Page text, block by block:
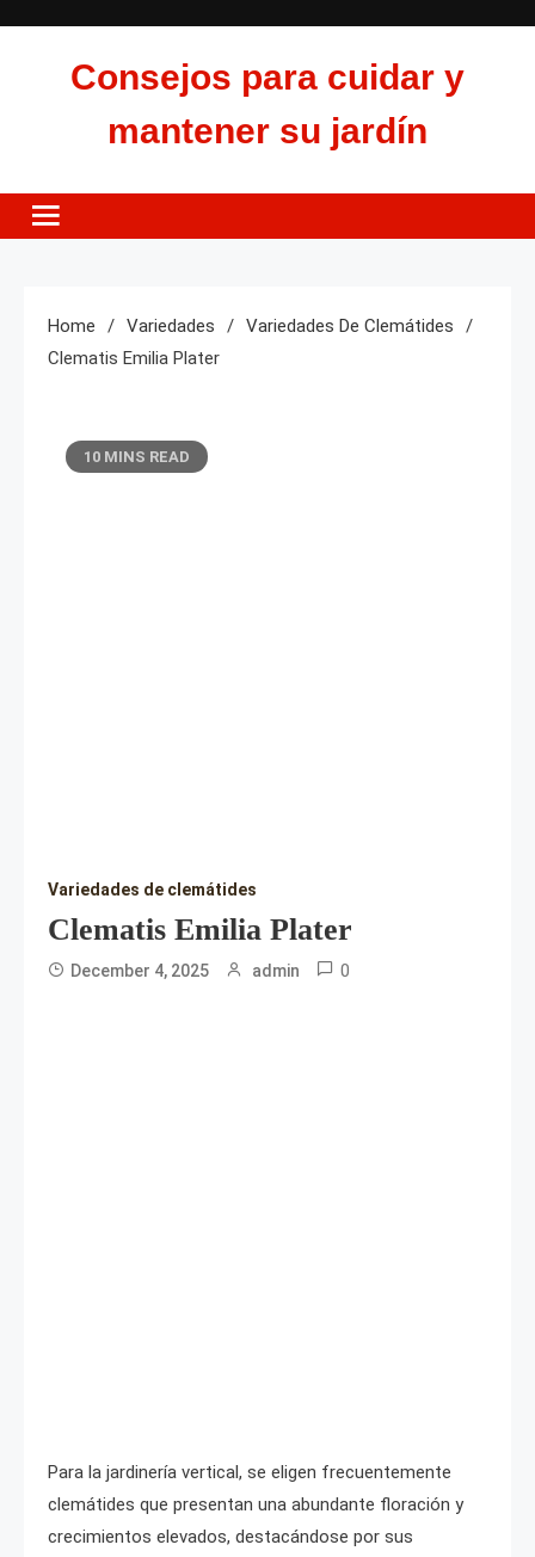
Consejos para cuidar y
mantener su jardín
Home Variedades
Variedades De Clemátides
Clematis Emilia Plater
10 MINS READ
Variedades de clemátides
Clematis Emilia Plater
December 4, 2025 admin 0
Para la jardinería vertical, se eligen frecuentemente
clemátides que presentan una abundante floración y
crecimientos elevados, destacándose por sus